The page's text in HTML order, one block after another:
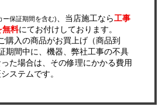
ー保証期間を含む)、当店施工なら工事
無料にてお付けしております。
購入の商品がお買上げ（商品到
期間中に、機器、弊社工事の不具
た場合は、その修理にかかる費用
ステムです。